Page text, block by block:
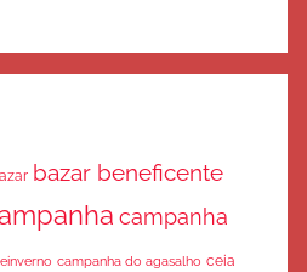
bazar beneficente
campanha
campanha do agasalho ceia